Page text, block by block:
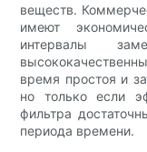
веществ.
имеют
интервалы
время простоя и
но только если
фильтра
периода времени.